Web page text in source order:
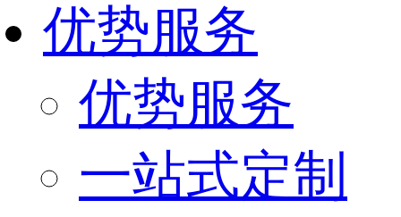
优势服务
优势服务
一站式定制